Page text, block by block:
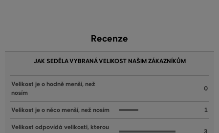
Recenze
JAK SEDĚLA VYBRANÁ VELIKOST NAŠIM ZÁKAZNÍKŮM
Velikost je o hodně menší, než
nosím
0
Velikost je o něco menší, než nosím 1
Velikost odpovídá velikosti, kterou